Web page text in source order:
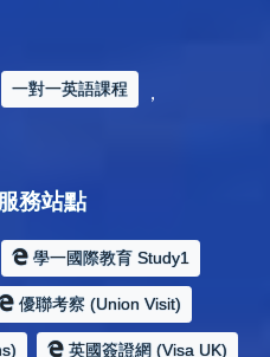
一對一英語課程 ，
務站點
學一國際教育 Study1
優聯考察 (Union Visit)
英國簽證網 (Visa UK)